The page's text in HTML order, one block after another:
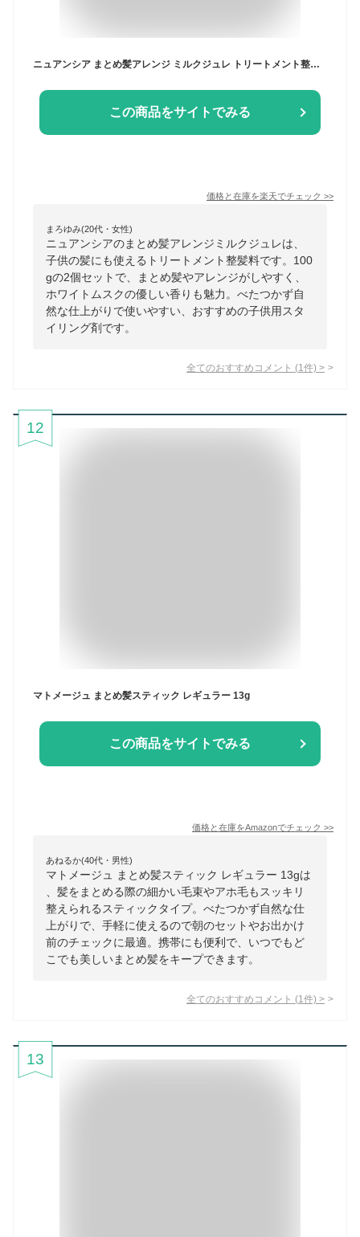
ニュアンシア まとめ髪アレンジ ミルクジュレ トリートメント整髪料 100g 【2個セット】柳屋本店 まとめ髪用スタイリング剤/ホワイトムスクの香り
この商品をサイトでみる
価格と在庫を楽天でチェック >>
まろゆみ(20代・女性)
ニュアンシアのまとめ髪アレンジミルクジュレは、
子供の髪にも使えるトリートメント整髪料です。100
gの2個セットで、まとめ髪やアレンジがしやすく、
ホワイトムスクの優しい香りも魅力。べたつかず自
然な仕上がりで使いやすい、おすすめの子供用スタ
イリング剤です。
全てのおすすめコメント (1 件) >
12
マトメージュ まとめ髪スティック レギュラー 13g
この商品をサイトでみる
価格と在庫をAmazonでチェック >>
あねるか(40代・男性)
マトメージュ まとめ髪スティック レギュラー 13gは
、髪をまとめる際の細かい毛束やアホ毛もスッキリ
整えられるスティックタイプ。べたつかず自然な仕
上がりで、手軽に使えるので朝のセットやお出かけ
前のチェックに最適。携帯にも便利で、いつでもど
こでも美しいまとめ髪をキープできます。
全てのおすすめコメント (1 件) >
13